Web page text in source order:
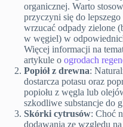
organicznej. Warto
przyczyni się do
wrzucać odpady zielone
w węgiel) w
Więcej informacji na
artykule o ogrodach
Popiół z drewna:
dostarcza potasu oraz
popiołu z węgla lub
szkodliwe substancje do
Skórki cytrusów: Choć
dodawania ze względu